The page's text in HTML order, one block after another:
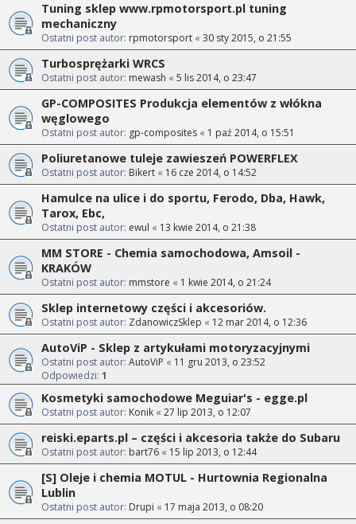
Tuning sklep www.rpmotorsport.pl tuning
mechaniczny
Ostatni post autor: rpmotorsport « 30 sty 2015, o 21:55
Turbosprężarki WRCS
Ostatni post autor: mewash « 5 lis 2014, o 23:47
GP-COMPOSITES Produkcja elementów z włókna
węglowego
Ostatni post autor: gp-composites « 1 paź 2014, o 15:51
Poliuretanowe tuleje zawieszeń POWERFLEX
Ostatni post autor: Bikert « 16 cze 2014, o 14:52
Hamulce na ulice i do sportu, Ferodo, Dba, Hawk,
Tarox, Ebc,
Ostatni post autor: ewul « 13 kwie 2014, o 21:38
MM STORE - Chemia samochodowa, Amsoil -
KRAKÓW
Ostatni post autor: mmstore « 1 kwie 2014, o 21:24
Sklep internetowy części i akcesoriów.
Ostatni post autor: ZdanowiczSklep « 12 mar 2014, o 12:36
AutoViP - Sklep z artykułami motoryzacyjnymi
Ostatni post autor: AutoViP « 11 gru 2013, o 23:52
Odpowiedzi: 1
Kosmetyki samochodowe Meguiar's - egge.pl
Ostatni post autor: Konik « 27 lip 2013, o 12:07
reiski.eparts.pl – części i akcesoria także do Subaru
Ostatni post autor: bart76 « 15 lip 2013, o 12:44
[S] Oleje i chemia MOTUL - Hurtownia Regionalna
Lublin
Ostatni post autor: Drupi « 17 maja 2013, o 08:20